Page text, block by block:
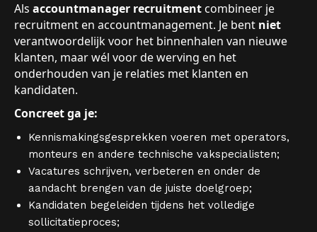
Als accountmanager recruitment combineer je
recruitment en accountmanagement. Je bent niet
verantwoordelijk voor het binnenhalen van nieuwe
klanten, maar wél voor de werving en het
onderhouden van je relaties met klanten en
kandidaten.
Concreet ga je:
Kennismakingsgesprekken voeren met operators,
monteurs en andere technische vakspecialisten;
Vacatures schrijven, verbeteren en onder de
aandacht brengen van de juiste doelgroep;
Kandidaten begeleiden tijdens het volledige
sollicitatieproces;